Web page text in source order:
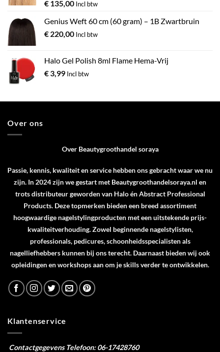
€ 135,00 Incl btw
Genius Weft 60 cm (60 gram) – 1B Zwartbruin
€ 220,00 Incl btw
Halo Gel Polish 8ml Flame Hema-Vrij
€ 3,99 Incl btw
Over ons
Over Beautygroothandel soraya
Passie, kennis, kwaliteit en service hebben ons gebracht waar we nu
zijn. In 2024 zijn we gestart met Beautygroothandelsoraya.nl en
trots distributeur geworden van HaloénAbstract Professional
Products. Deze topmerken bieden een breed assortiment
hoogwaardige nagelstylingproducten met een uitstekende prijs-
kwaliteitverhouding. Zowel beginnende nagelstylisten,
professionals, pedicures, schoonheidsspecialisten als
nagelliefhebbers kunnen bij ons terecht. Daarnaast bieden wij ook
opleidingen en workshops aan om je skills verder te ontwikkelen.
Klantenservice
ContactgegevensTelefoon: 06-17428760